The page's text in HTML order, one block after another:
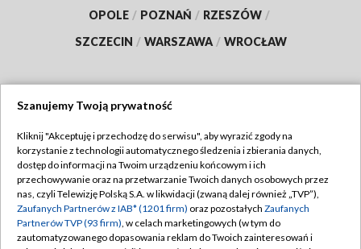
OPOLE / POZNAŃ / RZESZÓW /
SZCZECIN / WARSZAWA / WROCŁAW
TVP
Abonament TVP
Emisja w TVP
Centrum informacji TVP
Regulamin TVP
Polityka prywatności
Moje zgody
Szanujemy Twoją prywatność
Kliknij "Akceptuję i przechodzę do serwisu", aby wyrazić zgody na
korzystanie z technologii automatycznego śledzenia i zbierania danych,
dostęp do informacji na Twoim urządzeniu końcowym i ich
przechowywanie oraz na przetwarzanie Twoich danych osobowych przez
nas, czyli Telewizję Polską S.A. w likwidacji (zwaną dalej również „TVP”),
Zaufanych Partnerów z IAB* (1201 firm) oraz pozostałych Zaufanych
Partnerów TVP (93 firm), w celach marketingowych (w tym do
zautomatyzowanego dopasowania reklam do Twoich zainteresowań i